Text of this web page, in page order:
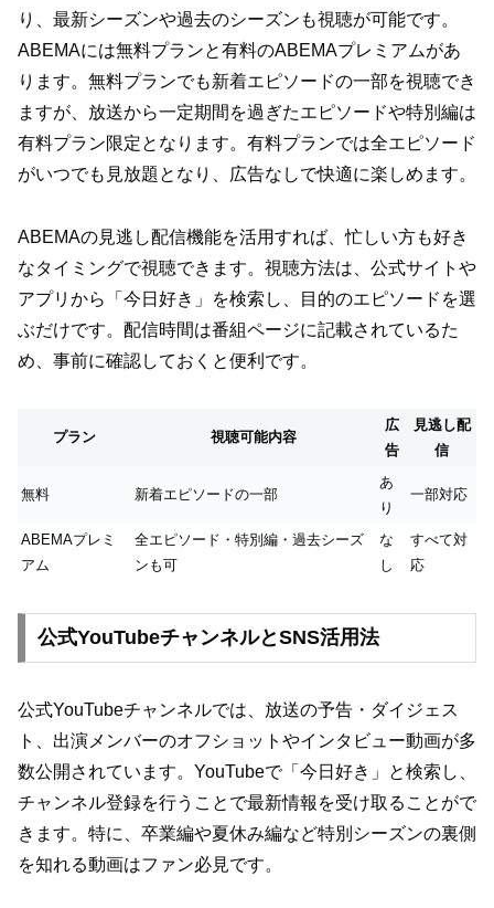
り、最新シーズンや過去のシーズンも視聴が可能です。
ABEMAには無料プランと有料のABEMAプレミアムがあ
ります。無料プランでも新着エピソードの一部を視聴でき
ますが、放送から一定期間を過ぎたエピソードや特別編は
有料プラン限定となります。有料プランでは全エピソード
がいつでも見放題となり、広告なしで快適に楽しめます。
ABEMAの見逃し配信機能を活用すれば、忙しい方も好き
なタイミングで視聴できます。視聴方法は、公式サイトや
アプリから「今日好き」を検索し、目的のエピソードを選
ぶだけです。配信時間は番組ページに記載されているた
め、事前に確認しておくと便利です。
プラン 視聴可能内容
広
告
見逃し配
信
無料 新着エピソードの一部
あ
り
一部対応
ABEMAプレミ
アム
全エピソード・特別編・過去シーズ
ンも可
な
し
すべて対
応
公式YouTubeチャンネルとSNS活用法
公式YouTubeチャンネルでは、放送の予告・ダイジェス
ト、出演メンバーのオフショットやインタビュー動画が多
数公開されています。YouTubeで「今日好き」と検索し、
チャンネル登録を行うことで最新情報を受け取ることがで
きます。特に、卒業編や夏休み編など特別シーズンの裏側
を知れる動画はファン必見です。